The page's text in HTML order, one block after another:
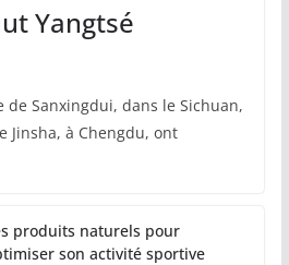
Yangtsé
de Sanxingdui, dans le Sichuan,
Jinsha, à Chengdu, ont
produits naturels pour
son activité sportive